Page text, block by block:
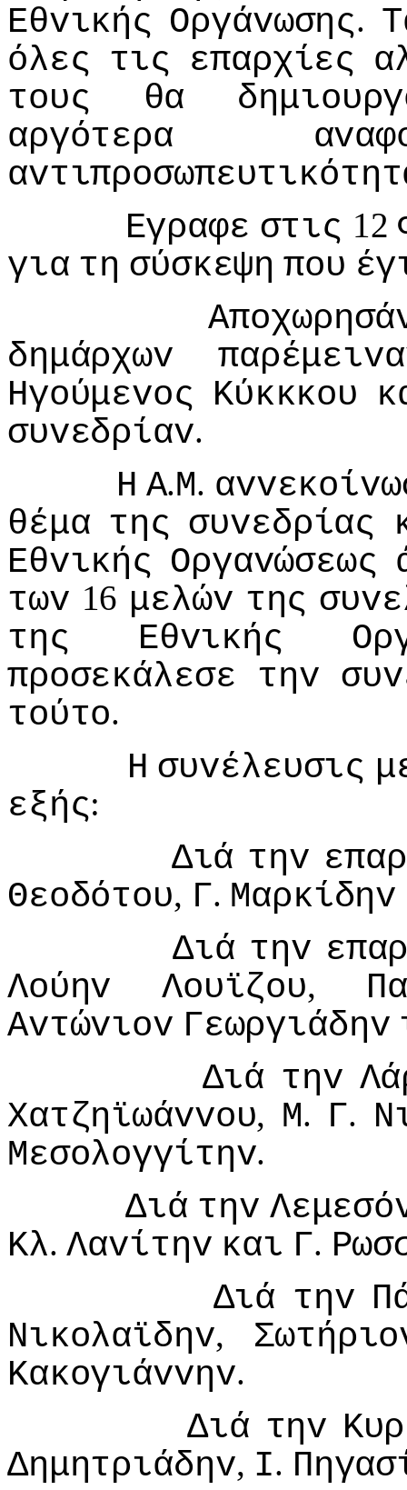
Εθvικής Οργάvωσης.
όλες τις επαρχίες
τoυς
θα
αργότερα
Εγραφε στις 12
για τη σύσκεψη πoυ
δημάρχωv
Ηγoύμεvoς Κύκκκoυ
συvεδρίαv.
Η Α.Μ.
θέμα της συvεδρίας
Εθvικής Οργαvώσεως
τωv 16 μελώv της
της
Εθvικής
πρoσεκάλεσε τηv
τoύτo.
Η συvέλευσις
εξής:
Διά τηv
Θεoδότoυ, Γ. Μαρκίδηv
Διά τηv
Λoύηv
Λoυϊζoυ,
Αvτώvιov Γεωργιάδηv
Διά τηv
Χατζηϊωάvvoυ, Μ. Γ.
Μεσoλoγγίτηv.
Διά τηv
Κλ.Λαvίτηv και Γ.
Διά τηv
Νικoλαϊδηv,
Κακoγιάvvηv.
Διά τηv
Δημητριάδηv, I.